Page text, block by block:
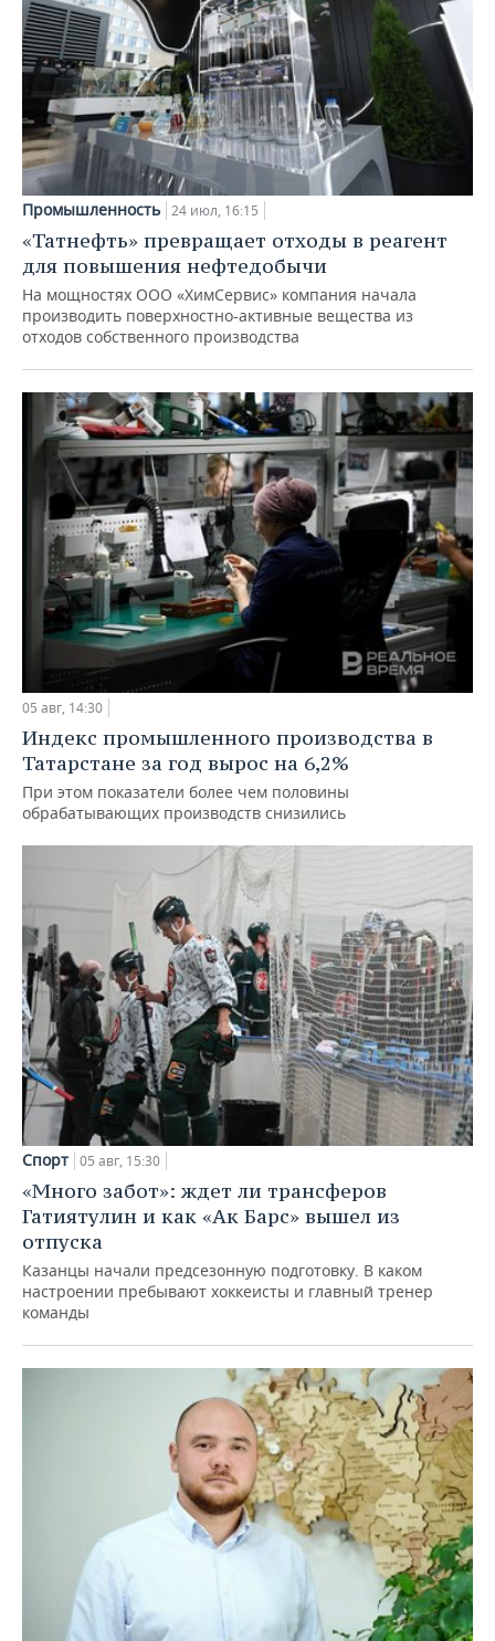
Промышленность 24 июл, 16:15
«Татнефть» превращает отходы в реагент
для повышения нефтедобычи
На мощностях ООО «ХимСервис» компания начала
производить поверхностно-активные вещества из
отходов собственного производства
05 авг, 14:30
Индекс промышленного производства в
Татарстане за год вырос на 6,2%
При этом показатели более чем половины
обрабатывающих производств снизились
Спорт 05 авг, 15:30
«Много забот»: ждет ли трансферов
Гатиятулин и как «Ак Барс» вышел из
отпуска
Казанцы начали предсезонную подготовку. В каком
настроении пребывают хоккеисты и главный тренер
команды